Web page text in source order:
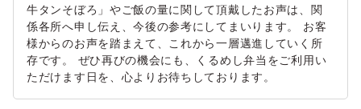
牛タンそぼろ」やご飯の量に関して頂戴したお声は、関
係各所へ申し伝え、今後の参考にしてまいります。 お客
様からのお声を踏まえて、これから一層邁進していく所
存です。 ぜひ再びの機会にも、くるめし弁当をご利用い
ただけます日を、心よりお待ちしております。